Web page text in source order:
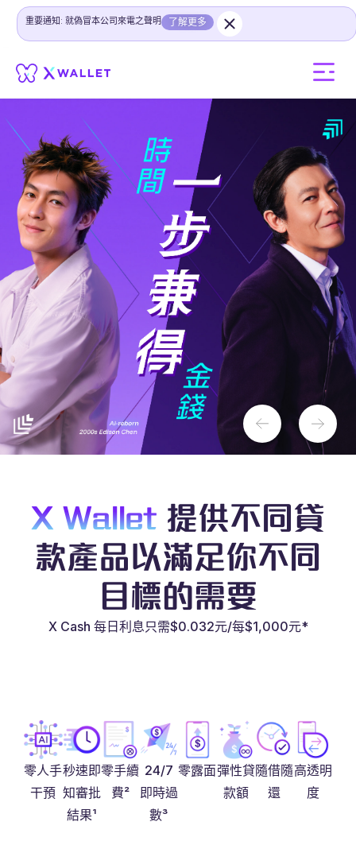
重要通知: 就偽冒本公司來電之聲明 了解更多
X Wallet 提供不同貸
款產品以滿足你不同
目標的需要
X Cash 每日利息只需$0.032元/每$1,000元*
零人手
干預
秒速即
知審批
結果¹
零手續
費²
24/7
即時過
數³
零露面彈性貸
款額
隨借隨
還
高透明
度